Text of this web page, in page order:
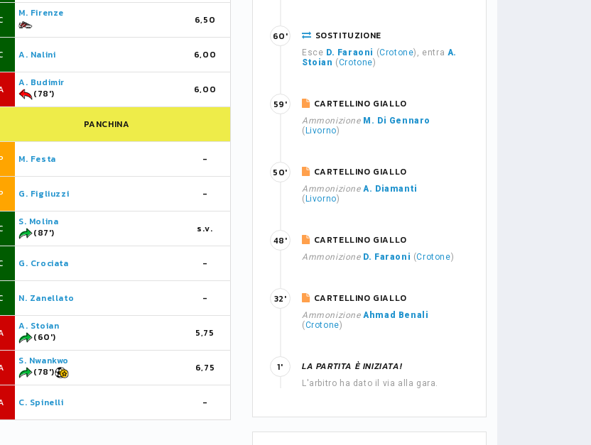
M. Firenze
6,50
A. Nalini 6,00
A. Budimir
(78')
6,00
PANCHINA
M. Festa -
G. Figliuzzi -
S. Molina
(87')
s.v.
G. Crociata -
N. Zanellato -
A. Stoian
(60')
5,75
S. Nwankwo
(78')
6,75
C. Spinelli -
SOSTITUZIONE
Esce D. Faraoni (Crotone), entra A.
Stoian (Crotone)
60'
CARTELLINO GIALLO
Ammonizione M. Di Gennaro
( Livorno)
59'
CARTELLINO GIALLO
Ammonizione A. Diamanti
( Livorno)
50'
CARTELLINO GIALLO
Ammonizione D. Faraoni (Crotone)
48'
CARTELLINO GIALLO
Ammonizione Ahmad Benali
(Crotone)
32'
LA PARTITA È INIZIATA!
L'arbitro ha dato il via alla gara.
1'